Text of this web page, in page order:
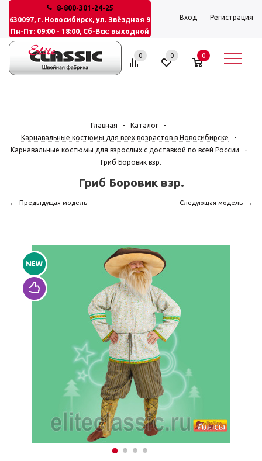
8-800-301-24-25
630097, г. Новосибирск, ул. Звёздная 9
Пн-Пт: 09:00 - 18:00, Сб-Вск: выходной
Вход Регистрация
0 0 0
Главная - Каталог
-
Карнавальные костюмы для всех возрастов в Новосибирске
-
Карнавальные костюмы для взрослых с доставкой по всей России
-
Гриб Боровик взр.
Гриб Боровик взр.
Предыдущая модель Следующая модель